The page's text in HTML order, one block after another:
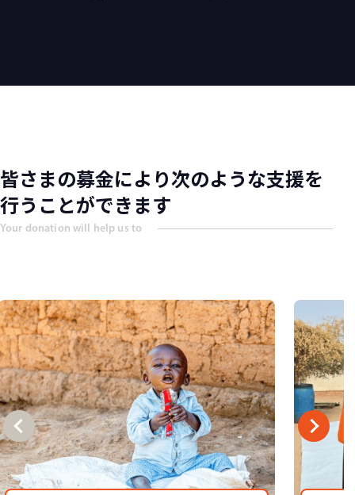
皆さまの募金により次のような支援を
行うことができます
Your donation will help us to